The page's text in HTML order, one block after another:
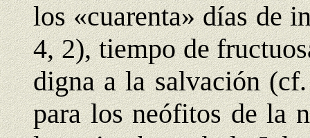
los «cuarenta» días de
4, 2), tiempo de
digna a la salvación
para los neófitos de la